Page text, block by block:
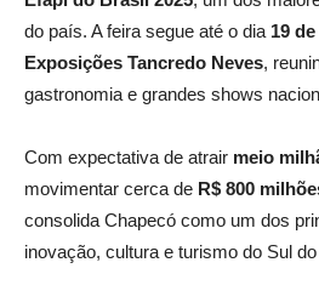
do país. A feira segue até o dia 19
Exposições Tancredo Neves,
gastronomia e grandes shows
Com expectativa de atrair meio
movimentar cerca de R$ 800
consolida Chapecó como um dos
inovação, cultura e turismo do Sul